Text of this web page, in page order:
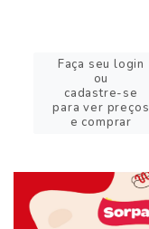
Faça seu login
ou
cadastre-se
para ver preços
e comprar